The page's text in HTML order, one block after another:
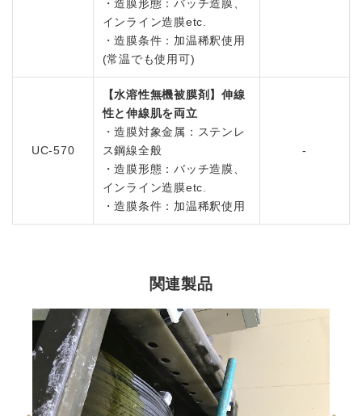
・造膜形態：バッチ造膜、
インライン造膜etc.
・造膜条件：加温稀釈使用
(常温でも使用可)
UC-570
【水溶性無機被膜剤】伸線
性と伸線肌を両立
・造膜対象金属：ステンレ
ス鋼線全般
・造膜形態：バッチ造膜、
インライン造膜etc.
・造膜条件：加温稀釈使用
-
関連製品